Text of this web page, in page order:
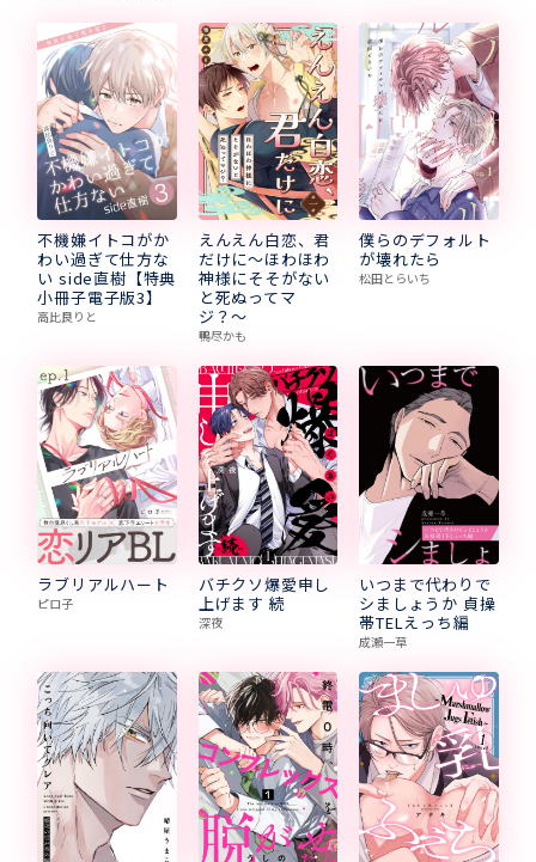
不機嫌イトコがか
わい過ぎて仕方な
い side直樹【特典
小冊子電子版3】
高比良りと
えんえん白恋、君
だけに〜ほわほわ
神様にそそがない
と死ぬってマ
ジ？〜
鴨尽かも
僕らのデフォルト
が壊れたら
松田とらいち
ラブリアルハート
ピロ子
バチクソ爆愛申し
上げます 続
深夜
いつまで代わりで
シましょうか 貞操
帯TELえっち編
成瀬一草